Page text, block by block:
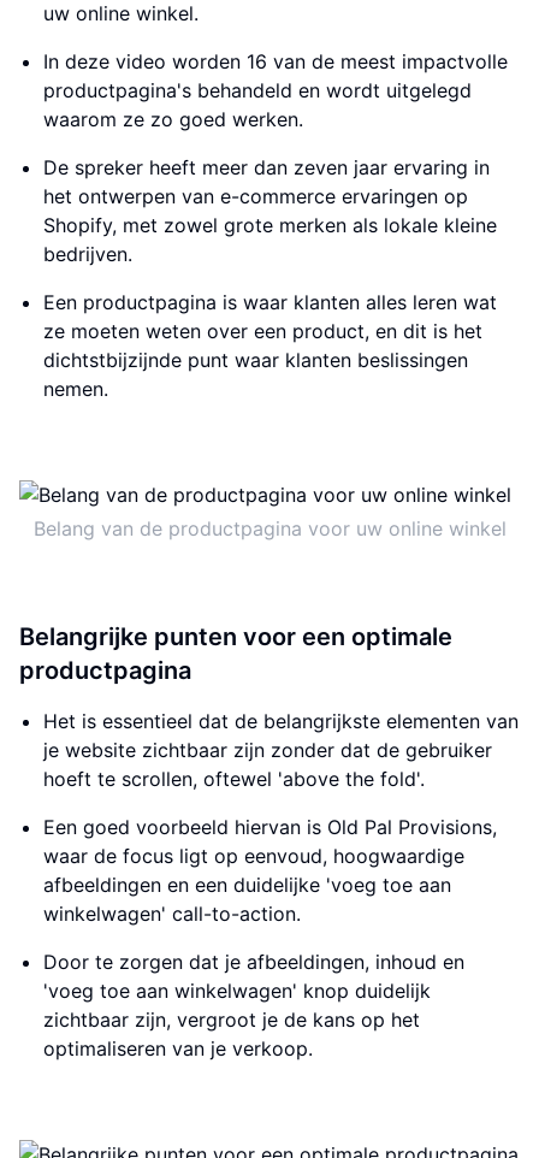
uw online winkel.
In deze video worden 16 van de meest impactvolle
productpagina's behandeld en wordt uitgelegd
waarom ze zo goed werken.
De spreker heeft meer dan zeven jaar ervaring in
het ontwerpen van e-commerce ervaringen op
Shopify, met zowel grote merken als lokale kleine
bedrijven.
Een productpagina is waar klanten alles leren wat
ze moeten weten over een product, en dit is het
dichtstbijzijnde punt waar klanten beslissingen
nemen.
Belang van de productpagina voor uw online winkel
Belangrijke punten voor een optimale
productpagina
Het is essentieel dat de belangrijkste elementen van
je website zichtbaar zijn zonder dat de gebruiker
hoeft te scrollen, oftewel 'above the fold'.
Een goed voorbeeld hiervan is Old Pal Provisions,
waar de focus ligt op eenvoud, hoogwaardige
afbeeldingen en een duidelijke 'voeg toe aan
winkelwagen' call-to-action.
Door te zorgen dat je afbeeldingen, inhoud en
'voeg toe aan winkelwagen' knop duidelijk
zichtbaar zijn, vergroot je de kans op het
optimaliseren van je verkoop.